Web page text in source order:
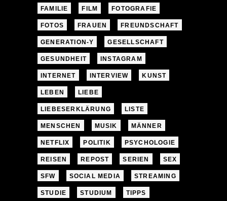
FAMILIE FILM FOTOGRAFIE
FOTOS FRAUEN FREUNDSCHAFT
GENERATION-Y GESELLSCHAFT
GESUNDHEIT INSTAGRAM
INTERNET INTERVIEW KUNST
LEBEN LIEBE
LIEBESERKLÄRUNG LISTE
MENSCHEN MUSIK MÄNNER
NETFLIX POLITIK PSYCHOLOGIE
REISEN REPOST SERIEN SEX
SFW SOCIAL MEDIA STREAMING
STUDIE STUDIUM TIPPS